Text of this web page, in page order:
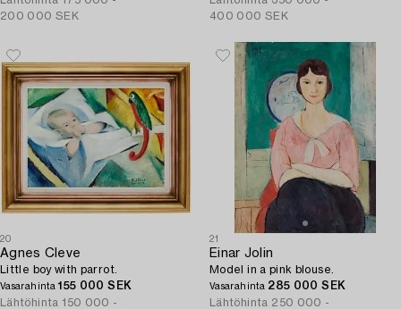
200 000 SEK
400 000 SEK
20
Agnes Cleve
Little boy with parrot.
Vasarahinta155 000 SEK
Lähtöhinta 150 000 -
21
Einar Jolin
Model in a pink blouse.
Vasarahinta 285 000 SEK
Lähtöhinta 250 000 -